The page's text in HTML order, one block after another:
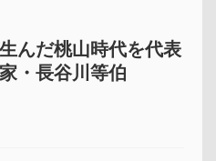
んだ桃山時代を代表
・長谷川等伯